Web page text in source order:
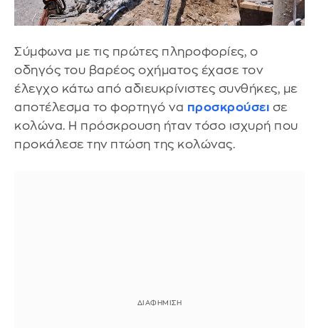
Σύμφωνα με τις πρώτες πληροφορίες, ο
οδηγός του βαρέος οχήματος έχασε τον
έλεγχο κάτω από αδιευκρίνιστες συνθήκες, με
αποτέλεσμα το φορτηγό να προσκρούσει σε
κολώνα. Η πρόσκρουση ήταν τόσο ισχυρή που
προκάλεσε την πτώση της κολώνας.